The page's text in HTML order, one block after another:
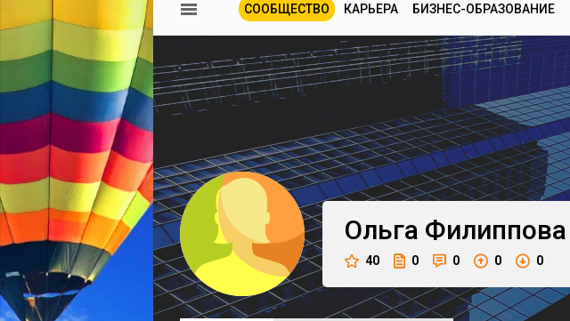
СООБЩЕСТВО КАРЬЕРА БИЗНЕС-ОБРАЗОВАНИЕ
Ольга Филиппова
40 0 0 0 0